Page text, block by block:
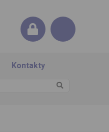
Kontakty